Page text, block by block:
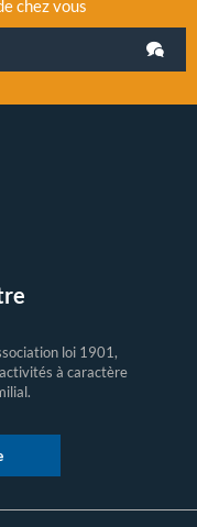
chez vous
loi 1901,
à caractère